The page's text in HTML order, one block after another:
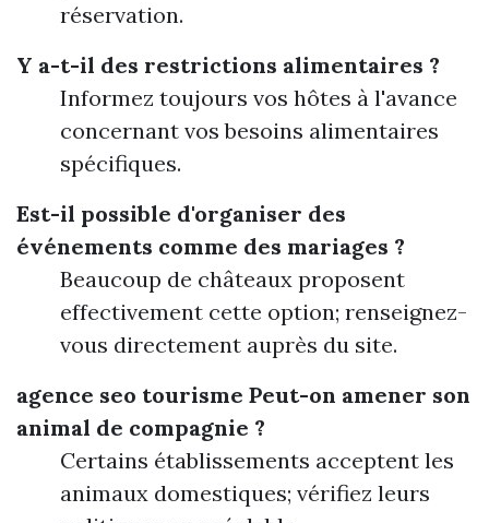
réservation.
Y a-t-il des restrictions alimentaires ?
Informez toujours vos hôtes à l'avance
concernant vos besoins alimentaires
spécifiques.
Est-il possible d'organiser des
événements comme des mariages ?
Beaucoup de châteaux proposent
effectivement cette option; renseignez-
vous directement auprès du site.
agence seo tourisme Peut-on amener son
animal de compagnie ?
Certains établissements acceptent les
animaux domestiques; vérifiez leurs